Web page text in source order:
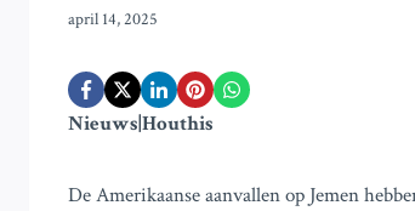
april 14, 2025
Nieuws|Houthis
De Amerikaanse aanvallen op Jemen